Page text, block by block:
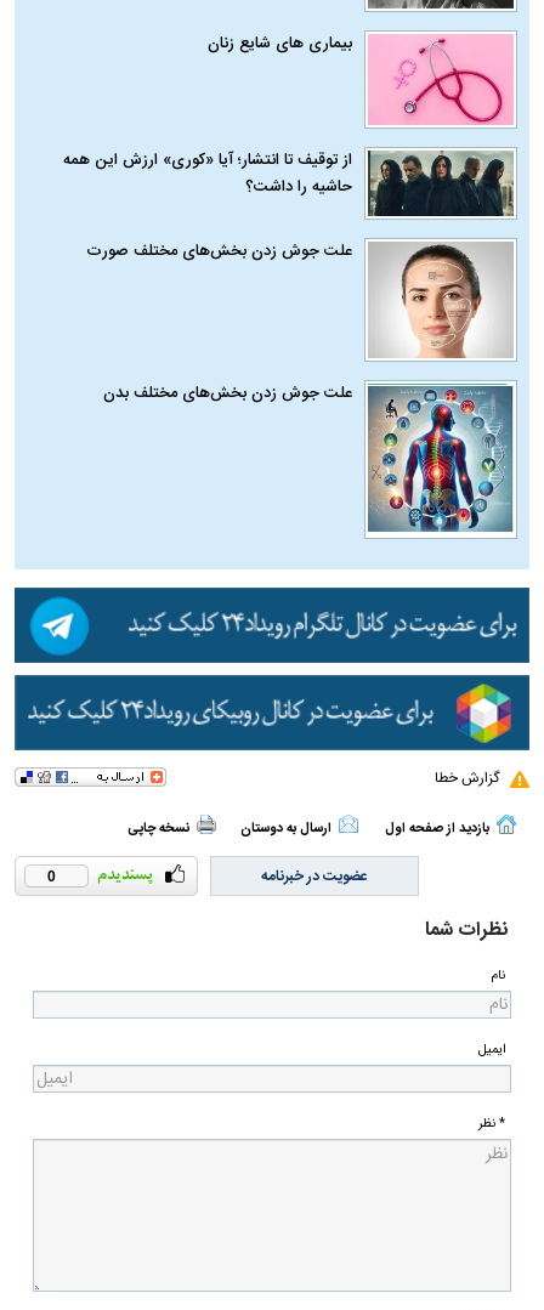
بیماری‌ های شایع زنان
از توقیف تا انتشار؛ آیا «کوری» ارزش این همه
حاشیه را داشت؟
علت جوش زدن بخش‌های مختلف صورت
علت جوش زدن بخش‌های مختلف بدن
گزارش خطا
بازدید از صفحه اول ارسال به دوستان نسخه چاپی
0 عضویت در خبرنامه
نظرات شما
نام
ایمیل
* نظر